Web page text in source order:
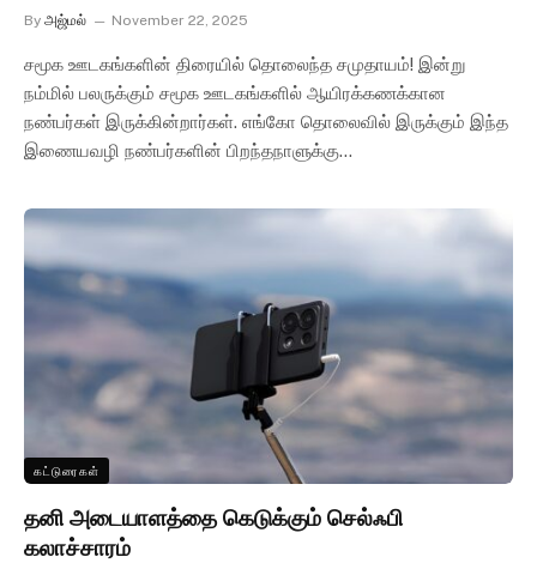
By அஜ்மல் November 22, 2025
சமூக ஊடகங்களின் திரையில் தொலைந்த சமுதாயம்! இன்று
நம்மில் பலருக்கும் சமூக ஊடகங்களில் ஆயிரக்கணக்கான
நண்பர்கள் இருக்கின்றார்கள். எங்கோ தொலைவில் இருக்கும் இந்த
இணையவழி நண்பர்களின் பிறந்தநாளுக்கு…
கட்டுரைகள்
தனி அடையாளத்தை கெடுக்கும் செல்ஃபி
கலாச்சாரம்